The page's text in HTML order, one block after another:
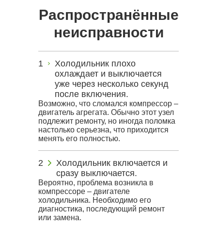
Распространённые
неисправности
Холодильник плохо
охлаждает и выключается
уже через несколько секунд
после включения.
Возможно, что сломался компрессор –
двигатель агрегата. Обычно этот узел
подлежит ремонту, но иногда поломка
настолько серьезна, что приходится
менять его полностью.
Холодильник включается и
сразу выключается.
Вероятно, проблема возникла в
компрессоре – двигателе
холодильника. Необходимо его
диагностика, последующий ремонт
или замена.